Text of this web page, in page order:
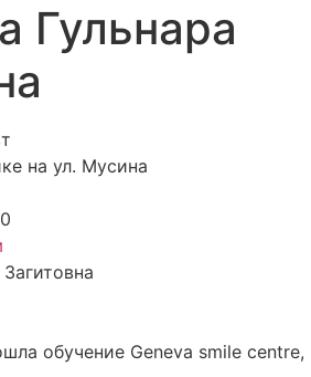
Гульнара
на ул. Мусина
обучение Geneva smile centre,